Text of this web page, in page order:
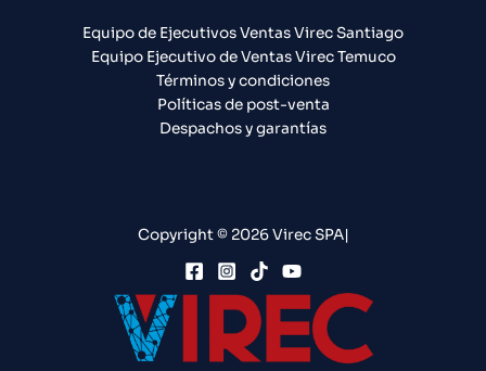
Equipo de Ejecutivos Ventas Virec Santiago
Equipo Ejecutivo de Ventas Virec Temuco
Términos y condiciones
Políticas de post-venta
Despachos y garantías
Copyright © 2026 Virec SPA|